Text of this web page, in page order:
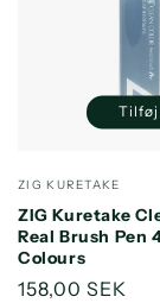
Forhandler:
ZIG KURETAKE
ZIG Kuretake
Real Brush Pen
Colours
Normalpris
158,00 SEK
Title